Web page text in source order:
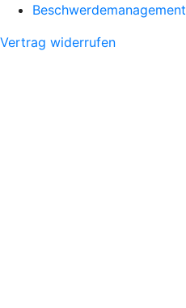
Beschwerdemanagement
Vertrag widerrufen